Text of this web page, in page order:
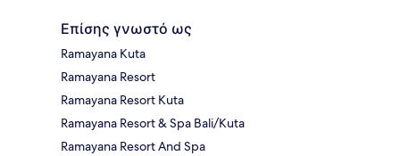
Επίσης γνωστό ως
Ramayana Kuta
Ramayana Resort
Ramayana Resort Kuta
Ramayana Resort & Spa Bali/Kuta
Ramayana Resort And Spa